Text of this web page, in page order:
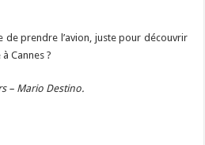
de prendre l’avion, juste pour découvrir
Cannes ?
– Mario Destino.